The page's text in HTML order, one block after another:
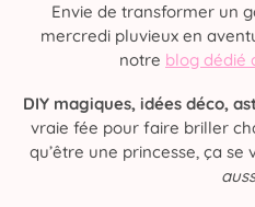
Envie de transformer un
mercredi pluvieux en
notre blog dédié
DIY magiques, idées déco,
vraie fée pour faire briller
qu’être une princesse, ça se